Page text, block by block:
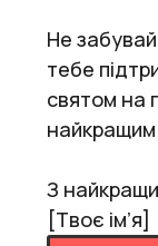
Не
тебе
святом на
найкращим
З
[Твоє ім’я]